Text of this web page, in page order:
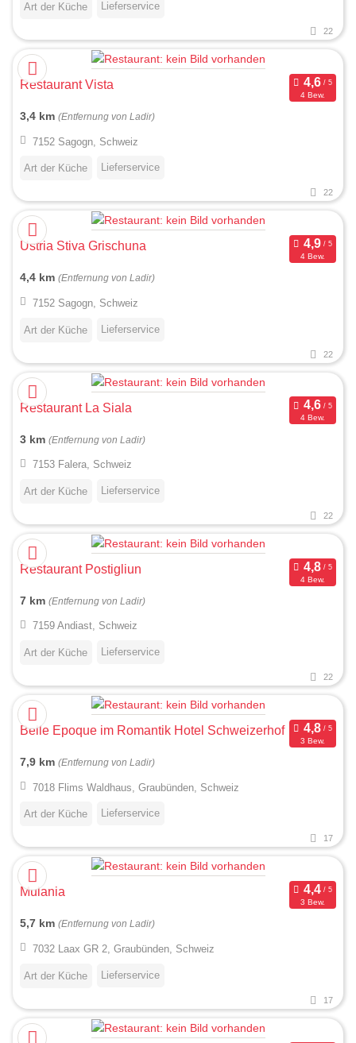
Art der Küche Lieferservice
22
Restaurant Vista
4 Bew.
3,4 km (Entfernung von Ladir)
7152 Sagogn, Schweiz
Art der Küche Lieferservice
22
Ustria Stiva Grischuna
4 Bew.
4,4 km (Entfernung von Ladir)
7152 Sagogn, Schweiz
Art der Küche Lieferservice
22
Restaurant La Siala
4 Bew.
3 km (Entfernung von Ladir)
7153 Falera, Schweiz
Art der Küche Lieferservice
22
Restaurant Postigliun
4 Bew.
7 km (Entfernung von Ladir)
7159 Andiast, Schweiz
Art der Küche Lieferservice
22
Belle Epoque im Romantik Hotel Schweizerhof
3 Bew.
7,9 km (Entfernung von Ladir)
7018 Flims Waldhaus, Graubünden, Schweiz
Art der Küche Lieferservice
17
Mulania
3 Bew.
5,7 km (Entfernung von Ladir)
7032 Laax GR 2, Graubünden, Schweiz
Art der Küche Lieferservice
17